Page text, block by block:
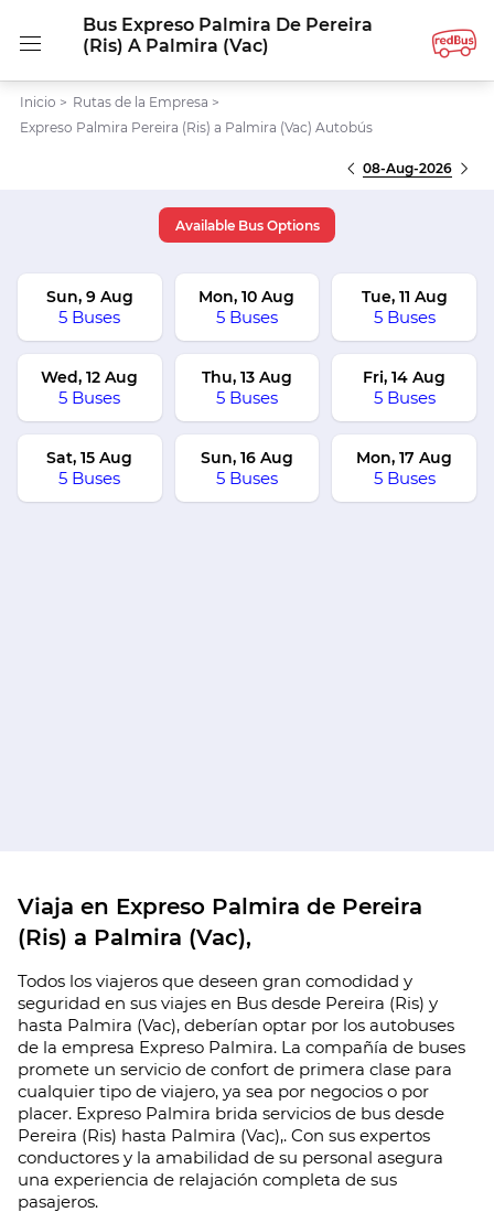
Bus Expreso Palmira De Pereira
(Ris) A Palmira (Vac)
Inicio > Rutas de la Empresa >
Expreso Palmira Pereira (Ris) a Palmira (Vac) Autobús
08-Aug-2026
Available Bus Options
Sun, 9 Aug
5 Buses
Mon, 10 Aug
5 Buses
Tue, 11 Aug
5 Buses
Wed, 12 Aug
5 Buses
Thu, 13 Aug
5 Buses
Fri, 14 Aug
5 Buses
Sat, 15 Aug
5 Buses
Sun, 16 Aug
5 Buses
Mon, 17 Aug
5 Buses
Viaja en Expreso Palmira de Pereira
(Ris) a Palmira (Vac),
Todos los viajeros que deseen gran comodidad y
seguridad en sus viajes en Bus desde Pereira (Ris) y
hasta Palmira (Vac), deberían optar por los autobuses
de la empresa Expreso Palmira. La compañía de buses
promete un servicio de confort de primera clase para
cualquier tipo de viajero, ya sea por negocios o por
placer. Expreso Palmira brida servicios de bus desde
Pereira (Ris) hasta Palmira (Vac),. Con sus expertos
conductores y la amabilidad de su personal asegura
una experiencia de relajación completa de sus
pasajeros.